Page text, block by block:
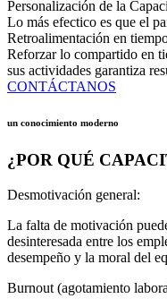
Personalización de la
Lo más efectico es que el
Retroalimentación en
Reforzar lo compartido en
sus actividades garantiza
CONTÁCTANOS
un conocimiento moderno
¿POR QUÉ
Desmotivación general:
La falta de motivación
desinteresada entre los
desempeño y la moral del
Burnout (agotamiento